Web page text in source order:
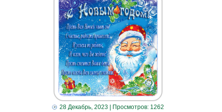
28 Декабрь, 2023 | Просмотров: 1262